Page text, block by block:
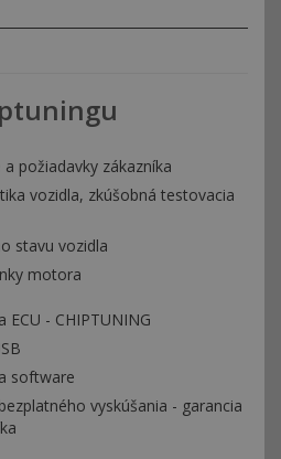
požiadavky zákazníka
vozidla, zkúšobná testovacia
stavu vozidla
motora
- CHIPTUNING
software
vyskúšania - garancia